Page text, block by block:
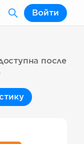
Войти
после